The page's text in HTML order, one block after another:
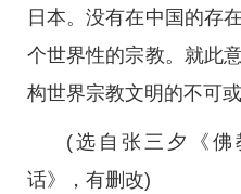
日本。没有在中国的存
个世界性的宗教。就此
构世界宗教文明的不可
(选自张三夕《佛
话》，有删改)